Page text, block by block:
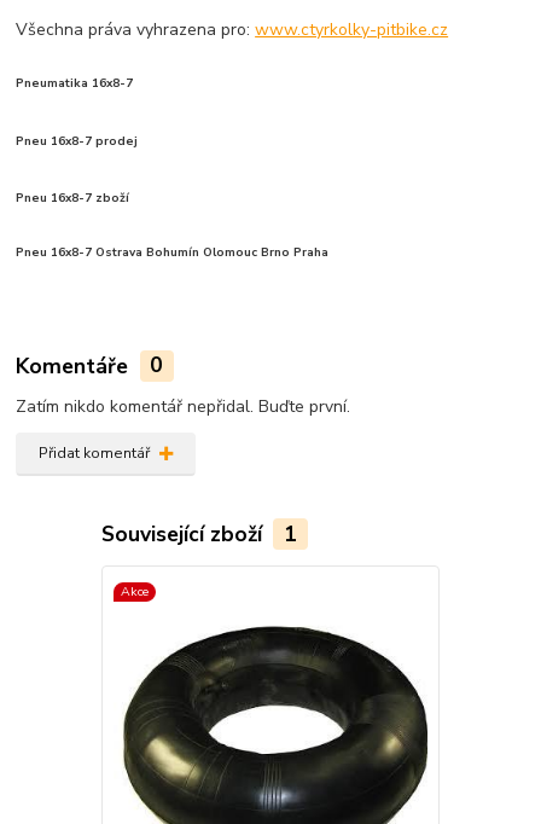
Všechna práva vyhrazena pro:www.ctyrkolky-pitbike.cz
Pneumatika 16x8-7
Pneu 16x8-7 prodej
Pneu 16x8-7 zboží
Pneu 16x8-7 Ostrava Bohumín Olomouc Brno Praha
Komentáře 0
Zatím nikdo komentář nepřidal. Buďte první.
Přidat komentář
Související zboží 1
Akce